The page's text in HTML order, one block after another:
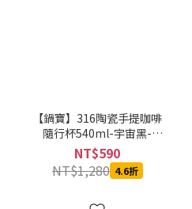
【鍋寶】316陶瓷手提咖啡
隨行杯540ml-宇宙黑-
SVCT-6540BA
NT$590
NT$1,280 4.6折